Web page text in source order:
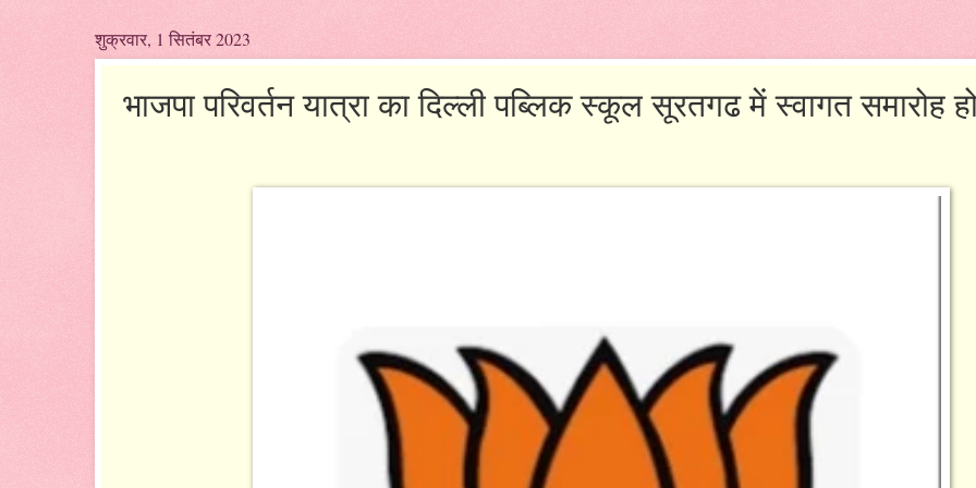
शुक्रवार, 1 सितंबर 2023
भाजपा परिवर्तन यात्रा का दिल्ली पब्लिक स्कूल सूरतगढ में स्वागत समारोह